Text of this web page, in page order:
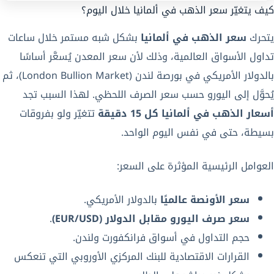
كيف يتغيّر سعر الذهب في ألمانيا خلال اليوم؟
يتحرك سعر الذهب في ألمانيا بشكل شبه مستمر خلال ساعات
تداول الأسواق العالمية، وذلك لأن سعر المعدن يُسعَّر أساسًا
بالدولار الأمريكي في بورصة لندن (London Bullion Market)، ثم
يُحوَّل إلى اليورو حسب سعر الصرف اللحظي. لهذا السبب تجد
أسعار الذهب في ألمانيا كل 15 دقيقة
تتغيّر ولو بفروقات
بسيطة، حتى في نفس اليوم الواحد.
العوامل الرئيسية المؤثرة على السعر:
سعر الأونصة عالميًا بالدولار الأمريكي.
سعر صرف اليورو مقابل الدولار (EUR/USD)
.
حجم التداول في أسواق فرانكفورت ولندن.
القرارات الاقتصادية للبنك المركزي الأوروبي التي تنعكس